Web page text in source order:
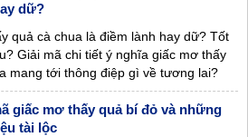
dữ?
quả cà chua là điềm lành hay dữ? Tốt
Giải mã chi tiết ý nghĩa giấc mơ thấy
mang tới thông điệp gì về tương lai?
giấc mơ thấy quả bí đỏ và những
tài lộc